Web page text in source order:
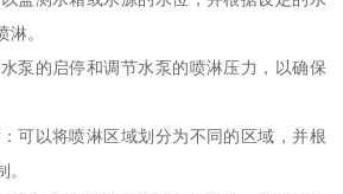
。
泵的启停和调节水泵的喷淋压力，以确保
可以将喷淋区域划分为不同的区域，并根